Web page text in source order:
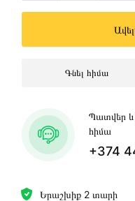
Երաշխիք 2 տարի
Գնել հիմա
Պատվեր և
հիմա
+374